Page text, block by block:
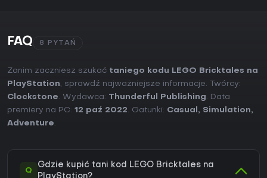
FAQ 8 PYTAŃ
Zanim zaczniesz szukać taniego kodu LEGO Bricktales na
PlayStation, sprawdź najważniejsze informacje. Twórcy:
Clockstone. Wydawca: Thunderful Publishing. Data
premiery na PC: 12 paź 2022. Gatunki: Casual , Simulation,
Adventure.
Q
Gdzie kupić tani kod LEGO Bricktales na